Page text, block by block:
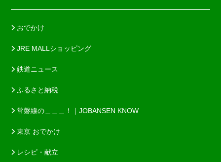
おでかけ
JRE MALLショッピング
鉄道ニュース
ふるさと納税
常磐線の＿＿＿！｜JOBANSEN KNOW
東京 おでかけ
レシピ・献立